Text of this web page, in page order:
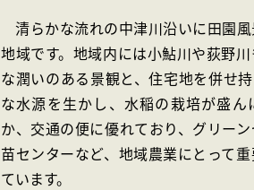
清らかな流れの中津川沿いに田園
地域です。地域内には小鮎川や荻野
な潤いのある景観と、住宅地を併せ
な水源を生かし、水稲の栽培が盛ん
か、交通の便に優れており、グリー
苗センターなど、地域農業にとって
ています。